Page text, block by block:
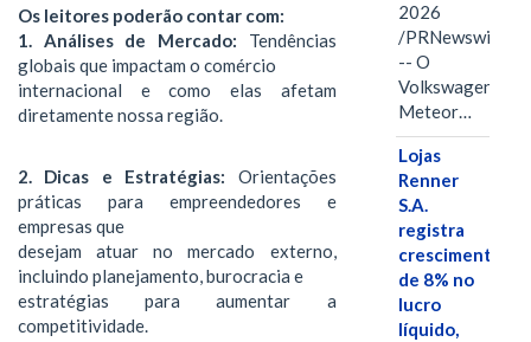
Os leitores poderão contar com:
1. Análises de Mercado: Tendências
globais que impactam o comércio
internacional e como elas afetam
diretamente nossa região.
2. Dicas e Estratégias: Orientações
práticas para empreendedores e
empresas que
desejam atuar no mercado externo,
incluindo planejamento, burocracia e
estratégias para aumentar a
competitividade.
2026
/PRNewswire/
-- O
Volkswagen
Meteor…
Lojas
Renner
S.A.
registra
crescimento
de 8% no
lucro
líquido,